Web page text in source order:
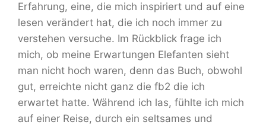
Erfahrung, eine, die mich inspiriert und auf eine
lesen verändert hat, die ich noch immer zu
verstehen versuche. Im Rückblick frage ich
mich, ob meine Erwartungen Elefanten sieht
man nicht hoch waren, denn das Buch, obwohl
gut, erreichte nicht ganz die fb2 die ich
erwartet hatte. Während ich las, fühlte ich mich
auf einer Reise, durch ein seltsames und